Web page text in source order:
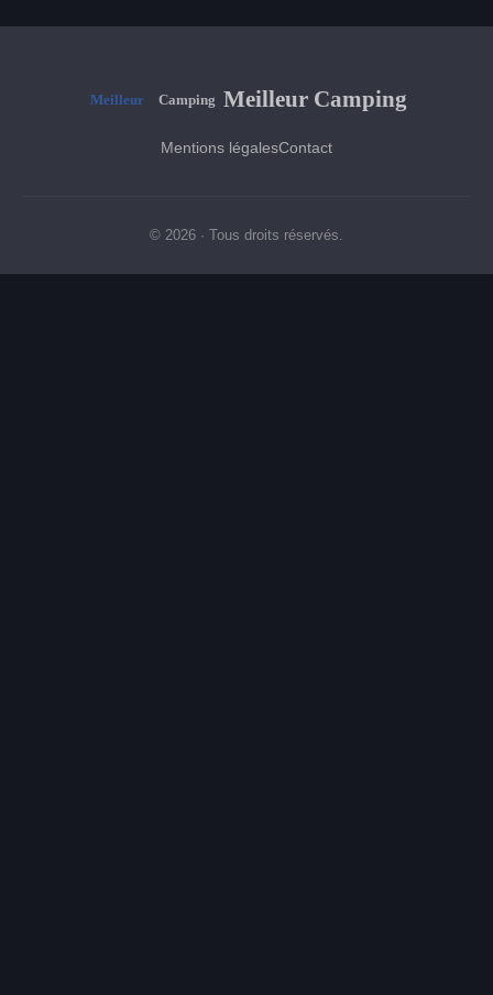
Meilleur Camping
Mentions légalesContact
© 2026 · Tous droits réservés.